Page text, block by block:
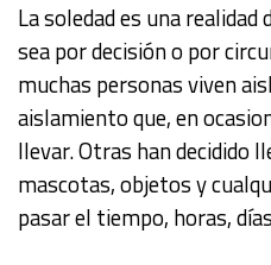
La soledad es una
sea por decisión o por
muchas personas viven
aislamiento que, en
llevar. Otras han decidido
mascotas, objetos y
pasar el tiempo, horas,